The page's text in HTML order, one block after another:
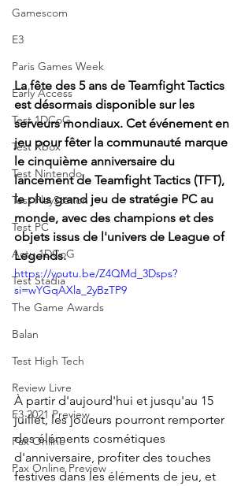
Gamescom
E3
Paris Games Week
Early Access
Test 1DCoG
Test Xbox
Test Nintendo
Test PlayStation
Test PC
Actu 1DCoG
Test Stadia
The Game Awards
Balan
Test High Tech
Review Livre
E3 2021 Preview
Pax Online
Pax Online Preview
La fête des 5 ans de Teamfight Tactics
est désormais disponible sur les
serveurs mondiaux. Cet événement en
jeu pour fêter la communauté marque
le cinquième anniversaire du
lancement de Teamfight Tactics (TFT),
le plus grand jeu de stratégie PC au
monde, avec des champions et des
objets issus de l'univers de League of
Legends.
https://youtu.be/Z4QMd_3Dsps?
si=wYGqAXla_2yBzTP9
À partir d'aujourd'hui et jusqu'au 15
juillet, les joueurs pourront remporter
des éléments cosmétiques
d'anniversaire, profiter des touches
festives dans les éléments de jeu, et